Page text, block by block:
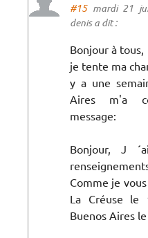
#15mardi 21
denis a dit :
Bonjour à tous,
je tente ma
y a une
Aires m'a
message:
Bonjour, J
Comme je
La Créuse
Buenos Aires